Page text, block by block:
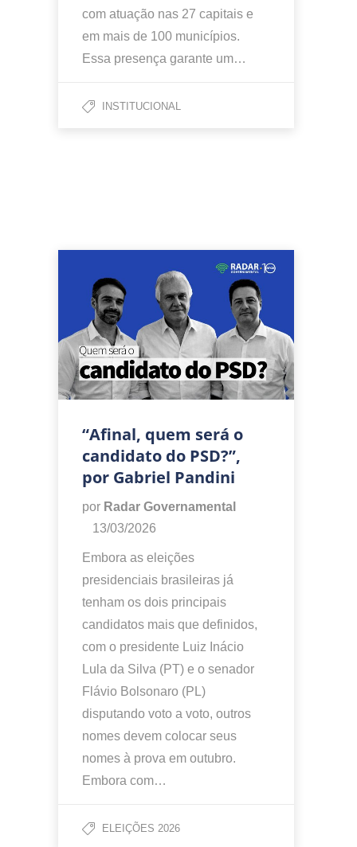
com atuação nas 27 capitais e
em mais de 100 municípios.
Essa presença garante um…
INSTITUCIONAL
“Afinal, quem será o
candidato do PSD?”,
por Gabriel Pandini
por Radar Governamental
13/03/2026
Embora as eleições
presidenciais brasileiras já
tenham os dois principais
candidatos mais que definidos,
com o presidente Luiz Inácio
Lula da Silva (PT) e o senador
Flávio Bolsonaro (PL)
disputando voto a voto, outros
nomes devem colocar seus
nomes à prova em outubro.
Embora com…
ELEIÇÕES 2026